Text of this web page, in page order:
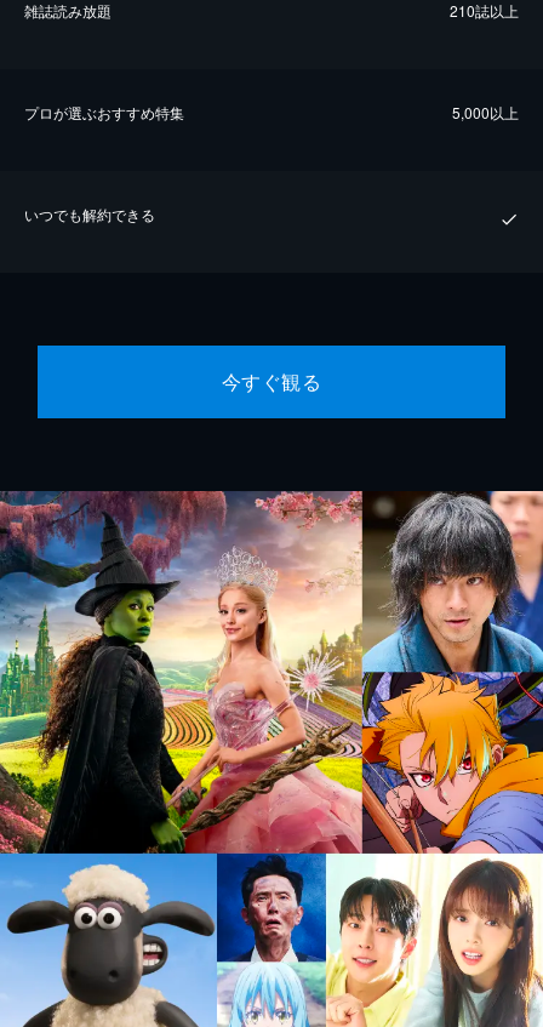
雑誌読み放題 210誌以上
プロが選ぶおすすめ特集 5,000以上
いつでも解約できる
今すぐ観る